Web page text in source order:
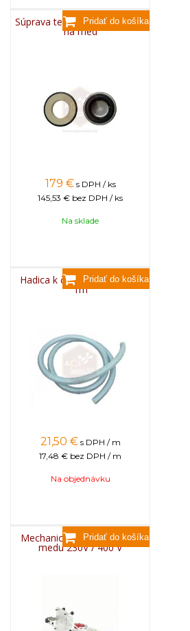
Súprava tesnenia do čerpadla
na med
179 € s DPH / ks
145,53 € bez DPH / ks
Na sklade
Hadica k čerpadlu fi40 mm,
1m
21,50 € s DPH / m
17,48 € bez DPH / m
Na objednávku
Mechanický snímač hladiny
medu 230V / 400 V